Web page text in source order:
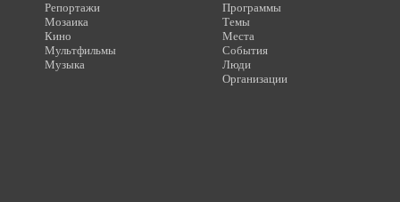
Репортажи
Мозаика
Кино
Мультфильмы
Музыка
Программы
Темы
Места
События
Люди
Организации